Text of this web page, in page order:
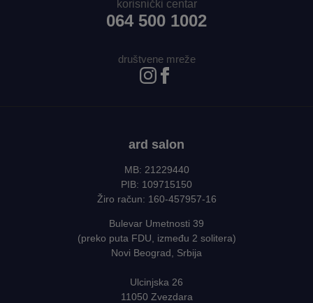
korisnički centar
064 500 1002
društvene mreže
ard salon
MB: 21229440
PIB: 109715150
Žiro račun: 160-457957-16
Bulevar Umetnosti 39
(preko puta FDU, između 2 solitera)
Novi Beograd, Srbija
Ulcinjska 26
11050 Zvezdara